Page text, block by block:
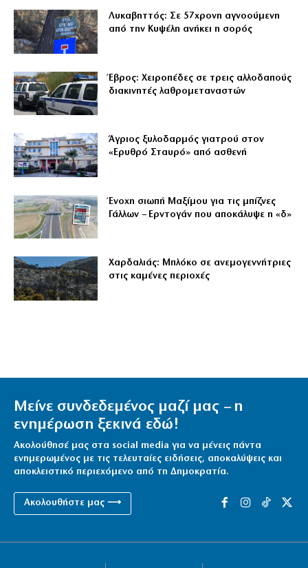
Λυκαβηττός: Σε 57χρονη αγνοούμενη
από την Κυψέλη ανήκει η σορός
Έβρος: Χειροπέδες σε τρεις αλλοδαπούς
διακινητές λαθρομεταναστών
Άγριος ξυλοδαρμός γιατρού στον
«Ερυθρό Σταυρό» από ασθενή
Ένοχη σιωπή Μαξίμου για τις μπίζνες
Γάλλων – Ερντογάν που αποκάλυψε η «δ»
Χαρδαλιάς: Μπλόκο σε ανεμογεννήτριες
στις καμένες περιοχές
Μείνε συνδεδεμένος μαζί μας – η
ενημέρωση ξεκινά εδώ!
Ακολούθησέ μας στα social media για να μένεις πάντα
ενημερωμένος με τις τελευταίες ειδήσεις, αποκαλύψεις και
αποκλειστικό περιεχόμενο από τη Δημοκρατία.
Ακολουθήστε μας ⟶